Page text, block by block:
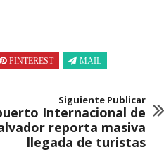
PINTEREST MAIL
Siguiente Publicar
Internacional de
reporta masiva
llegada de turistas